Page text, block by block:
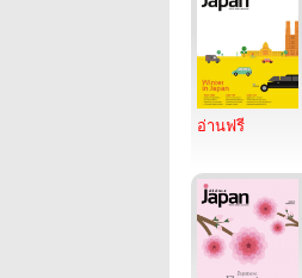
อ่านฟรี